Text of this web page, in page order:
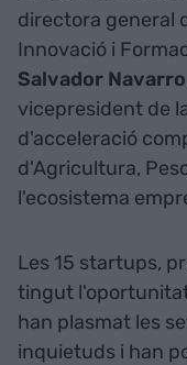
directora general
Innovació i
Salvador Navarro
vicepresident de
d'acceleració
d'Agricultura,
l'ecosistema
Les 15 startups,
tingut
han plasmat les
inquietuds i han